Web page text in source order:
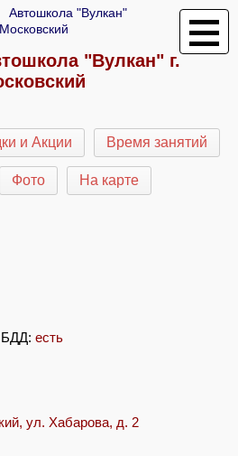
Автошкола "Вулкан"
"Вулкан" г.
и Акции Время занятий
Фото На карте
есть
ул. Хабарова, д. 2